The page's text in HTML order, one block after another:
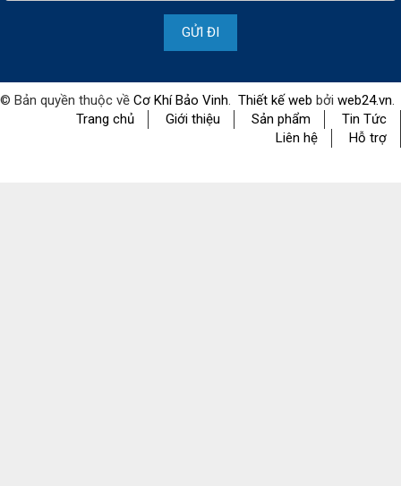
© Bản quyền thuộc về Cơ Khí Bảo Vinh. Thiết kế web bởi web24.vn.
Trang chủ
Giới thiệu Sản phẩm
Tin Tức
Liên hệ
Hỗ trợ